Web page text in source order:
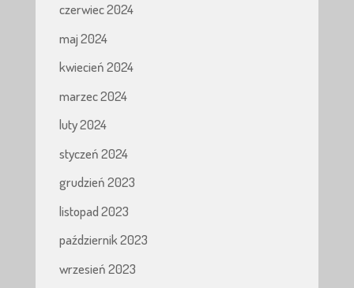
czerwiec 2024
maj 2024
kwiecień 2024
marzec 2024
luty 2024
styczeń 2024
grudzień 2023
listopad 2023
październik 2023
wrzesień 2023